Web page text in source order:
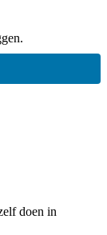
doen in